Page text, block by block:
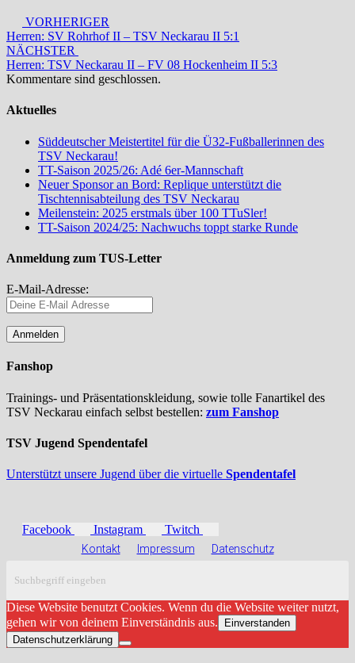
VORHERIGER
Herren: SV Rohrhof II – TSV Neckarau II 5:1
NÄCHSTER
Herren: TSV Neckarau II – FV 08 Hockenheim II 5:3
Kommentare sind geschlossen.
Aktuelles
Süddeutscher Meistertitel für die Ü32-Fußballerinnen des
TSV Neckarau!
TT-Saison 2025/26: Adé 6er-Mannschaft
Neuer Sponsor an Bord: Replique unterstützt die
Tischtennisabteilung des TSV Neckarau
Meilenstein: 2025 erstmals über 100 TTuSler!
TT-Saison 2024/25: Nachwuchs toppt starke Runde
Anmeldung zum TUS-Letter
E-Mail-Adresse:
Fanshop
Trainings- und Präsentationskleidung, sowie tolle Fanartikel des
TSV Neckarau einfach selbst bestellen: zum Fanshop
TSV Jugend Spendentafel
Unterstützt unsere Jugend über die virtuelle Spendentafel
Facebook Instagram Twitch
Kontakt Impressum Datenschutz
Diese Website benutzt Cookies. Wenn du die Website weiter nutzt,
gehen wir von deinem Einverständnis aus.
Einverstanden
Datenschutzerklärung